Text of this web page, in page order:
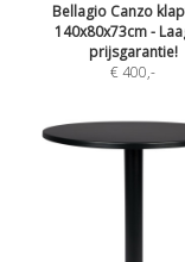
Bellagio Canzo
140x80x73cm -
prijsgarantie!
€ 400,-